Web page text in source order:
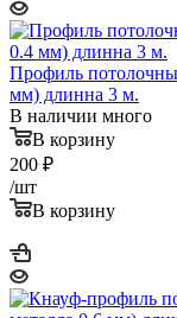
Профиль
мм) длинна 3 м.
В наличии много
В корзину
200 ₽
/шт
В корзину